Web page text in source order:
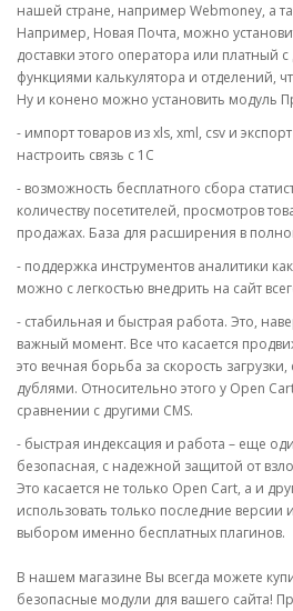
нашей стране, например Webmoney, а
Например, Новая Почта, можно
доставки этого оператора или платный
функциями калькулятора и отделений,
Ну и конено можно установить модуль
- импорт товаров из xls, xml, csv и
настроить связь с 1С
- возможность бесплатного сбора
количеству посетителей, просмотров
продажах. База для расширения в
- поддержка инструментов аналитики
можно с легкостью внедрить на сайт
- стабильная и быстрая работа. Это,
важный момент. Все что касается
это вечная борьба за скорость
дублями. Относительно этого у Open
сравнении с другими CMS.
- быстрая индексация и работа – еще
безопасная, с надежной защитой от
Это касается не только Open Cart, а и
использовать только последние
выбором именно бесплатных плагинов.
В нашем магазине Вы всегда можете
безопасные модули для вашего сайта!